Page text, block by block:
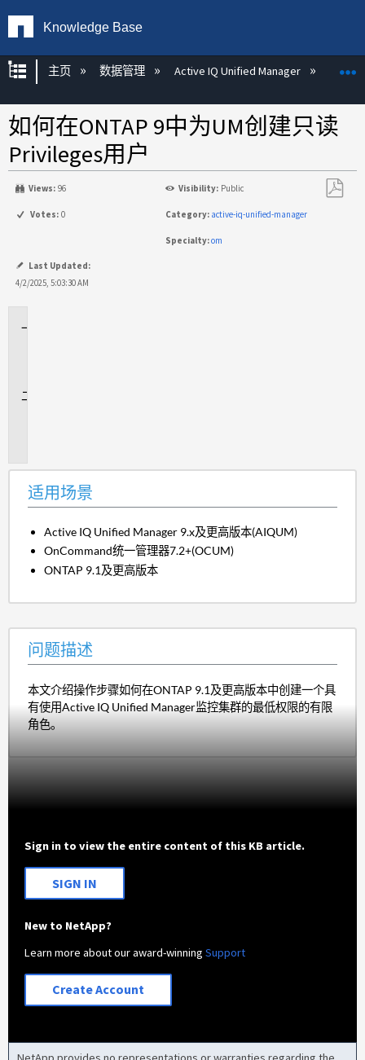
Knowledge Base
扩展/隐缩全局层次
主页 数据管理 Active IQ Unified Manager
如何在ONTAP 9中为UM创建只读
Privileges用户
Views: 96 Visibility: Public
Votes: 0 Category: active-iq-unified-manager
Specialty:om
Last Updated:
4/2/2025, 5:03:30 AM
适用场景
Active IQ Unified Manager 9.x及更高版本(AIQUM)
OnCommand统一管理器7.2+(OCUM)
ONTAP 9.1及更高版本
问题描述
本文介绍操作步骤如何在ONTAP 9.1及更高版本中创建一个具
有使用Active IQ Unified Manager监控集群的最低权限的有限
角色。
Sign in to view the entire content of this KB article.
SIGN IN
New to NetApp?
Learn more about our award-winningSupport
Create Account